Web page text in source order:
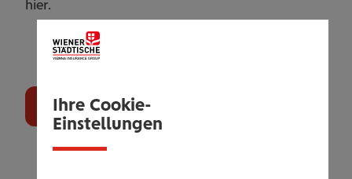
hier.
Gutschein bestellen
Ihre Cookie-
Einstellungen